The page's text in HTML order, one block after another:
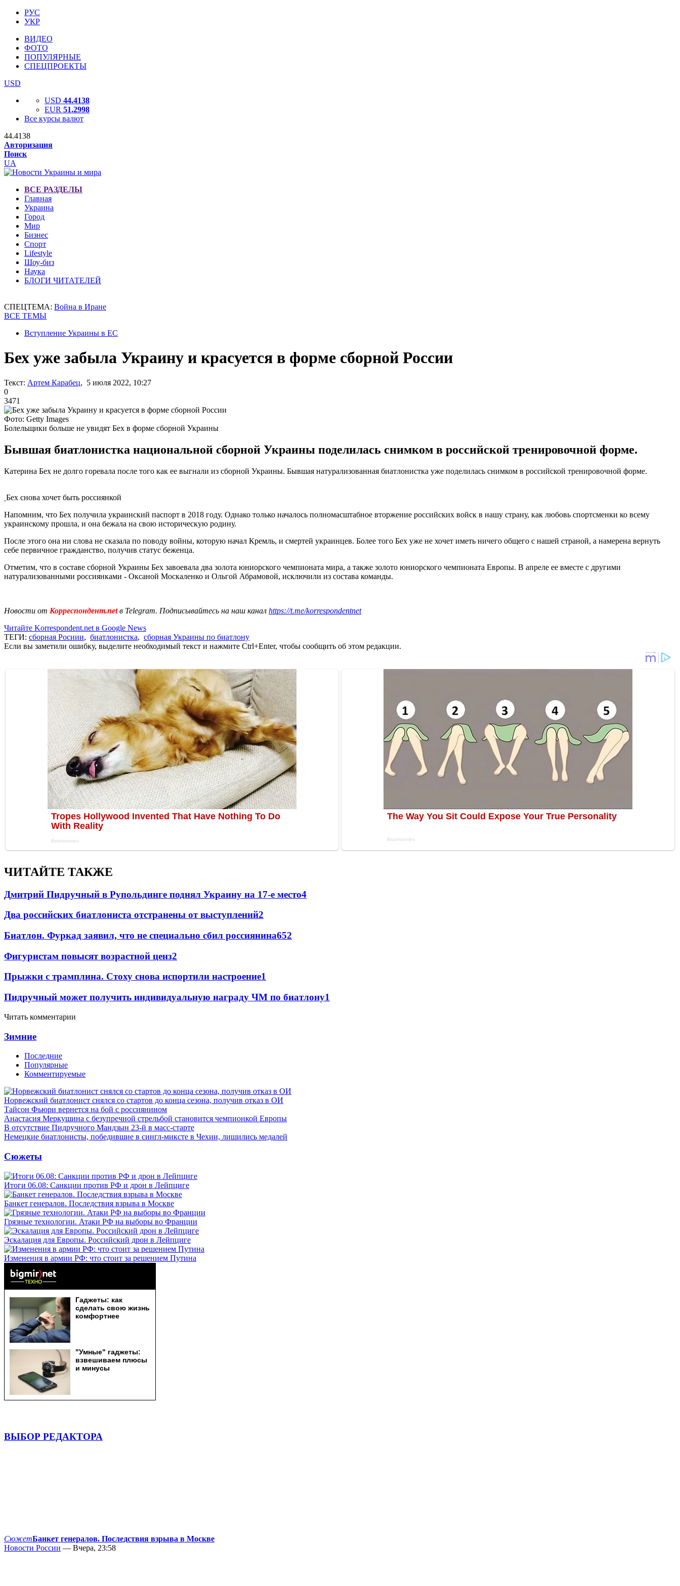
РУС
УКР
ВИДЕО
ФОТО
ПОПУЛЯРНЫЕ
СПЕЦПРОЕКТЫ
USD
USD 44.4138
EUR 51.2998
Все курсы валют
44.4138
Авторизация
Поиск
UA
ВСЕ РАЗДЕЛЫ
Главная
Украина
Город
Мир
Бизнес
Спорт
Lifestyle
Шоу-биз
Наука
БЛОГИ ЧИТАТЕЛЕЙ
СПЕЦТЕМА: Война в Иране
ВСЕ ТЕМЫ
Вступление Украины в ЕС
Бех уже забыла Украину и красуется в форме сборной России
Текст: Артем Карабец, 5 июля 2022, 10:27
0
3471
Фото: Getty Images
Болельщики больше не увидят Бех в форме сборной Украины
Бывшая биатлонистка национальной сборной Украины поделилась снимком в российской тренировочной форме.
Катерина Бех не долго горевала после того как ее выгнали из сборной Украины. Бывшая натурализованная биатлонистка уже поделилась снимком в российской тренировочной форме.
Бех снова хочет быть россиянкой
Напомним, что Бех получила украинский паспорт в 2018 году. Однако только началось полномасштабное вторжение российских войск в нашу страну, как любовь спортсменки ко всему
украинскому прошла, и она бежала на свою историческую родину.
После этого она ни слова не сказала по поводу войны, которую начал Кремль, и смертей украинцев. Более того Бех уже не хочет иметь ничего общего с нашей страной, а намерена вернуть
себе первичное гражданство, получив статус беженца.
Отметим, что в составе сборной Украины Бех завоевала два золота юниорского чемпионата мира, а также золото юниорского чемпионата Европы. В апреле ее вместе с другими
натурализованными россиянками - Оксаной Москаленко и Ольгой Абрамовой, исключили из состава команды.
Новости от Корреспондент.netв Telegram. Подписывайтесь на наш канал https://t.me/korrespondentnet
Читайте Korrespondent.net в Google News
ТЕГИ: сборная Росиии, биатлонистка, сборная Украины по биатлону
Если вы заметили ошибку, выделите необходимый текст и нажмите Ctrl+Enter, чтобы сообщить об этом редакции.
ЧИТАЙТЕ ТАКЖЕ
Дмитрий Пидручный в Рупольдинге поднял Украину на 17-е место4
Два российских биатлониста отстранены от выступлений2
Биатлон. Фуркад заявил, что не специально сбил россиянина652
Фигуристам повысят возрастной ценз2
Прыжки с трамплина. Стоху снова испортили настроение1
Пидручный может получить индивидуальную награду ЧМ по биатлону1
Читать комментарии
Зимние
Последние
Популярные
Комментируемые
Норвежский биатлонист снялся со стартов до конца сезона, получив отказ в ОИ
Тайсон Фьюри вернется на бой с россиянином
Анастасия Меркушина с безупречной стрельбой становится чемпионкой Европы
В отсутствие Пидручного Мандзын 23-й в масс-старте
Немецкие биатлонисты, победившие в сингл-миксте в Чехии, лишились медалей
Сюжеты
Итоги 06.08: Санкции против РФ и дрон в Лейпциге
Банкет генералов. Последствия взрыва в Москве
Грязные технологии. Атаки РФ на выборы во Франции
Эскалация для Европы. Российский дрон в Лейпциге
Изменения в армии РФ: что стоит за решением Путина
ВЫБОР РЕДАКТОРА
СюжетБанкет генералов. Последствия взрыва в Москве
Новости России — Вчера, 23:58